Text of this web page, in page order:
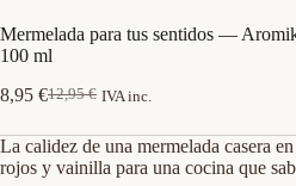
Mermelada para tus sentidos —
100 ml
12,95€
El
original
era:
8,95 €El
actual
es:
IVA inc.
La calidez de una mermelada casera
rojos y vainilla para una cocina que